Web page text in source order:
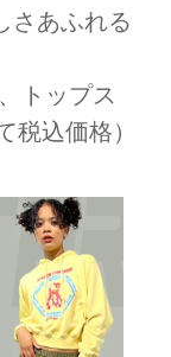
さあふれる
トップス
税込価格）